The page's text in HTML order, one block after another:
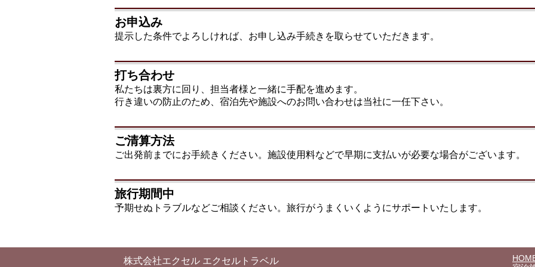
お申込み
提示した条件でよろしければ、お申し込み手続きを取らせていただきます。
打ち合わせ
私たちは裏方に回り、担当者様と一緒に手配を進めます。
行き違いの防止のため、宿泊先や施設へのお問い合わせは当社に一任下さい。
ご清算方法
ご出発前までにお手続きください。施設使用料などで早期に支払いが必要な場合がございます。
旅行期間中
予期せぬトラブルなどご相談ください。旅行がうまくいくようにサポートいたします。
株式会社エクセル エクセルトラベル